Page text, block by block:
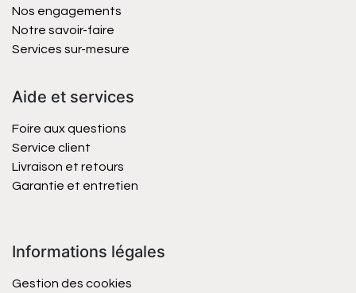
Nos engagements
Notre savoir-faire
Services sur-mesure
Aide et services
Foire aux questions
Service client
Livraison et retours
Garantie et entretien
Informations légales
Gestion des cookies